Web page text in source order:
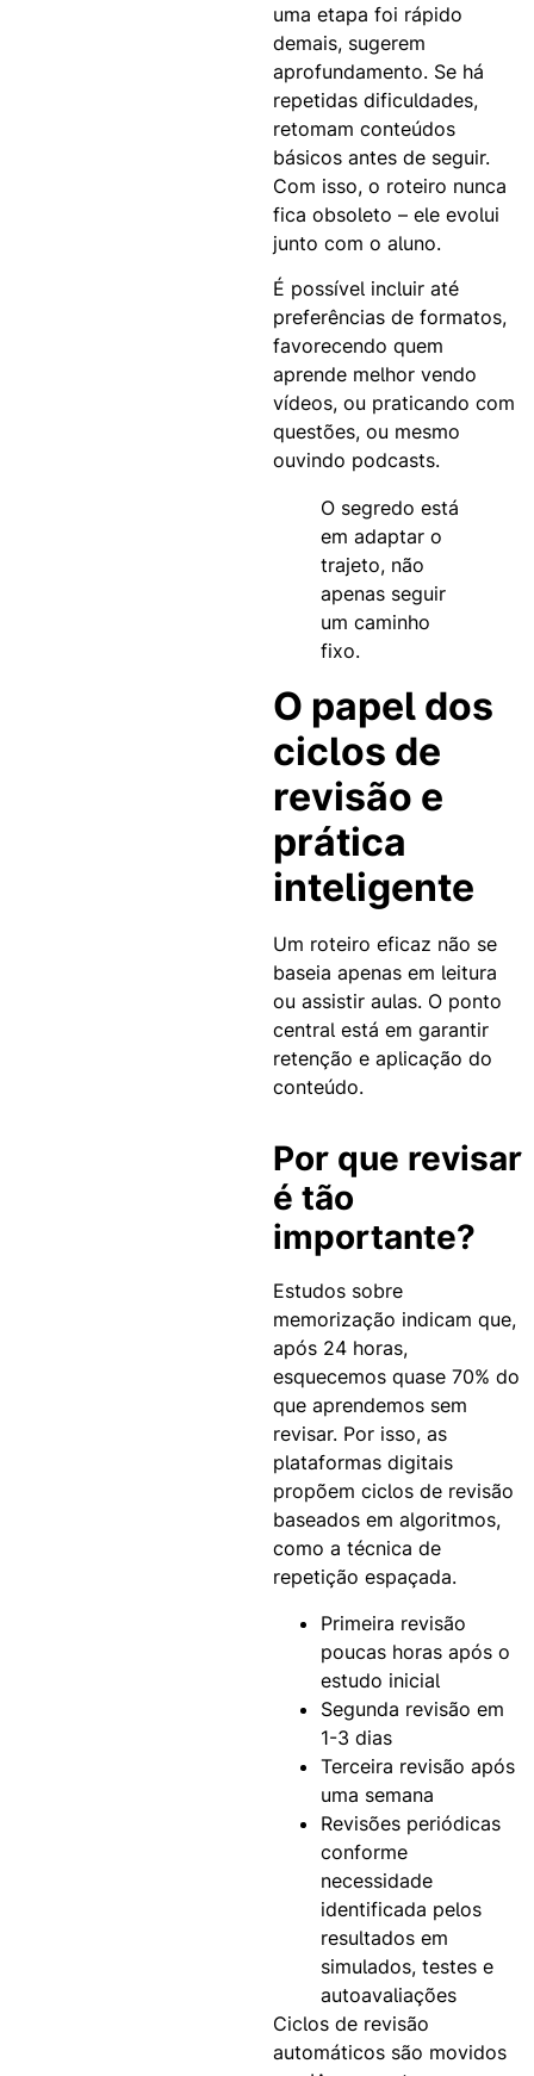
uma etapa foi rápido
demais, sugerem
aprofundamento. Se há
repetidas dificuldades,
retomam conteúdos
básicos antes de seguir.
Com isso, o roteiro nunca
fica obsoleto – ele evolui
junto com o aluno.
É possível incluir até
preferências de formatos,
favorecendo quem
aprende melhor vendo
vídeos, ou praticando com
questões, ou mesmo
ouvindo podcasts.
O segredo está
em adaptar o
trajeto, não
apenas seguir
um caminho
fixo.
O papel dos
ciclos de
revisão e
prática
inteligente
Um roteiro eficaz não se
baseia apenas em leitura
ou assistir aulas. O ponto
central está em garantir
retenção e aplicação do
conteúdo.
Por que revisar
é tão
importante?
Estudos sobre
memorização indicam que,
após 24 horas,
esquecemos quase 70% do
que aprendemos sem
revisar. Por isso, as
plataformas digitais
propõem ciclos de revisão
baseados em algoritmos,
como a técnica de
repetição espaçada.
Primeira revisão
poucas horas após o
estudo inicial
Segunda revisão em
1-3 dias
Terceira revisão após
uma semana
Revisões periódicas
conforme
necessidade
identificada pelos
resultados em
simulados, testes e
autoavaliações
Ciclos de revisão
automáticos são movidos